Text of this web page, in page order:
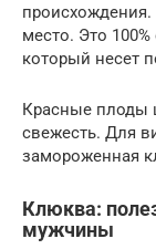
место. Это 100%
который несет
Красные плоды
свежесть. Для
замороженная
Клюква:
мужчины